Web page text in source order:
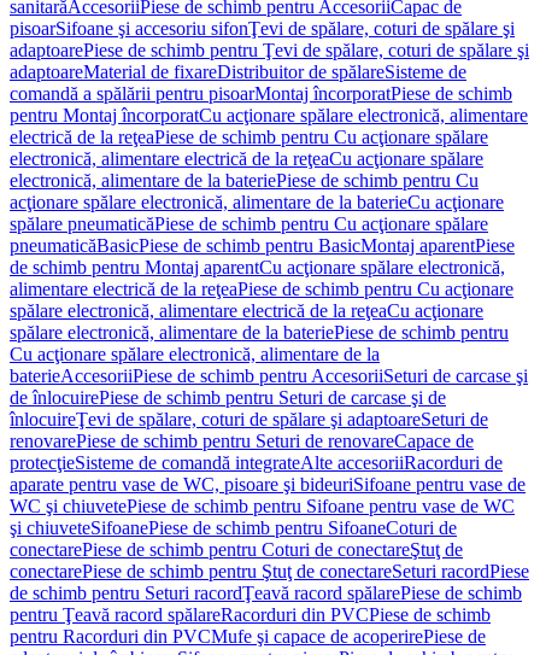
sanitarăAccesoriiPiese de schimb pentru AccesoriiCapac de
pisoarSifoane şi accesoriu sifonŢevi de spălare, coturi de spălare şi
adaptoarePiese de schimb pentru Ţevi de spălare, coturi de spălare şi
adaptoareMaterial de fixareDistribuitor de spălareSisteme de
comandă a spălării pentru pisoarMontaj încorporatPiese de schimb
pentru Montaj încorporatCu acţionare spălare electronică, alimentare
electrică de la reţeaPiese de schimb pentru Cu acţionare spălare
electronică, alimentare electrică de la reţeaCu acţionare spălare
electronică, alimentare de la bateriePiese de schimb pentru Cu
acţionare spălare electronică, alimentare de la baterieCu acţionare
spălare pneumaticăPiese de schimb pentru Cu acţionare spălare
pneumaticăBasicPiese de schimb pentru BasicMontaj aparentPiese
de schimb pentru Montaj aparentCu acţionare spălare electronică,
alimentare electrică de la reţeaPiese de schimb pentru Cu acţionare
spălare electronică, alimentare electrică de la reţeaCu acţionare
spălare electronică, alimentare de la bateriePiese de schimb pentru
Cu acţionare spălare electronică, alimentare de la
baterieAccesoriiPiese de schimb pentru AccesoriiSeturi de carcase şi
de înlocuirePiese de schimb pentru Seturi de carcase şi de
înlocuireŢevi de spălare, coturi de spălare şi adaptoareSeturi de
renovarePiese de schimb pentru Seturi de renovareCapace de
protecţieSisteme de comandă integrateAlte accesoriiRacorduri de
aparate pentru vase de WC, pisoare şi bideuriSifoane pentru vase de
WC şi chiuvetePiese de schimb pentru Sifoane pentru vase de WC
şi chiuveteSifoanePiese de schimb pentru SifoaneCoturi de
conectarePiese de schimb pentru Coturi de conectareŞtuţ de
conectarePiese de schimb pentru Ştuţ de conectareSeturi racordPiese
de schimb pentru Seturi racordŢeavă racord spălarePiese de schimb
pentru Ţeavă racord spălareRacorduri din PVCPiese de schimb
pentru Racorduri din PVCMufe şi capace de acoperirePiese de